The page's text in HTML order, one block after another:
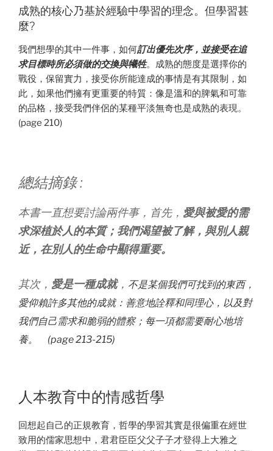
成熟的核心乃基於經驗中學習的理念。但學習甚
麼?
我們想學的其中一件事，如何訂出優先次序，並接受在追
求目標時所必須做的交換與犧牲。成熟的態度是選擇你的
戰役，保留實力，接受你所能達成的事情是有其限制，如
此，如果他們擁有更重要的特質：像是溫和的脾氣和可靠
的品格，接受我們伴侶的某種平淡無奇也是成熟的表現。
(page 210)
總結摘錄 :
本書一直想要討論兩件事，首先， 愛與被愛的需
求深植於人的本質；我們渴望被了解，與別人親
近，在別人的生命中顯得重要。
其次， 愛是一種成就， 不是某個我們可找到的東西，
愛仰賴許多其他的成就：善意地詮釋和同理心，以及對
我們自己需求和脆弱的體察；每一項都需要耐心地培
養。 (page 213-215)
人本教育中的情感哲學
回想起自己的正規教育，哲學的學習其實是很偏重在經世
致用的儒家思想中，君君臣臣父父子子才登得上大雅之